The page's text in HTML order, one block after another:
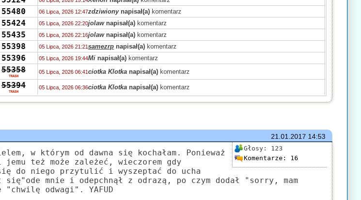
55480 06 Lipca, 2026 12:47zdziwionynapisał(a) komentarz
55424 05 Lipca, 2026 22:20jolawnapisał(a) komentarz
55435 05 Lipca, 2026 22:16jolawnapisał(a) komentarz
55398 05 Lipca, 2026 21:21samezrp napisał(a) komentarz
55396 05 Lipca, 2026 19:44Mi napisał(a) komentarz
55358
TRASH
05 Lipca, 2026 06:41ciotka Klotka napisał(a) komentarz
55394
TRASH
05 Lipca, 2026 06:36ciotka Klotka napisał(a) komentarz
55319 04 Lipca, 2026 15:04Pepponenapisał(a)komentarz
55322
55319 02 Lipca, 2026 13:57 Grejon napisał(a)komentarz
55347 02 Lipca, 2026 11:46Bzhevxh napisał(a)komentarz
55319 02 Lipca, 2026 10:42Alicenapisał(a) komentarz
55319 02 Lipca, 2026 06:10 Grejon napisał(a)
21.01.2017 14:53
Głosy: 123
Komentarze: 16
w którym od dawna się kochałam. Ponieważ
też może zależeć, wieczorem gdy
do niego przytulić i wyszeptać do ucha
mnie i odepchnął z odrazą, po czym dodał "sorry, mam
"chwilę odwagi". YAFUD